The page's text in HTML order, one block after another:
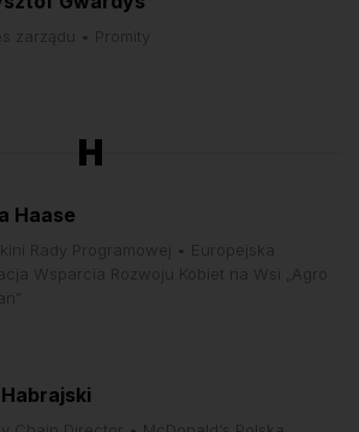
zarządu • Promity
H
Haase
Rady Programowej • Europejska
Wsparcia Rozwoju Kobiet na Wsi „Agro